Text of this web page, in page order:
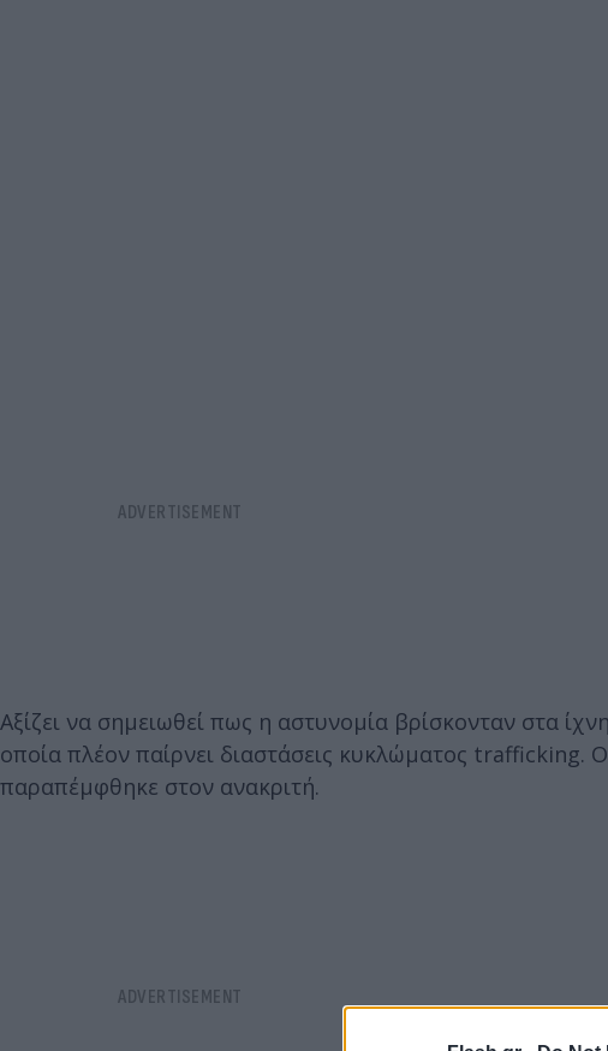
Αξίζει να σημειωθεί πως η αστυνομία βρίσκονταν στα
οποία πλέον παίρνει διαστάσεις κυκλώματος trafficking.
παραπέμφθηκε στον ανακριτή.